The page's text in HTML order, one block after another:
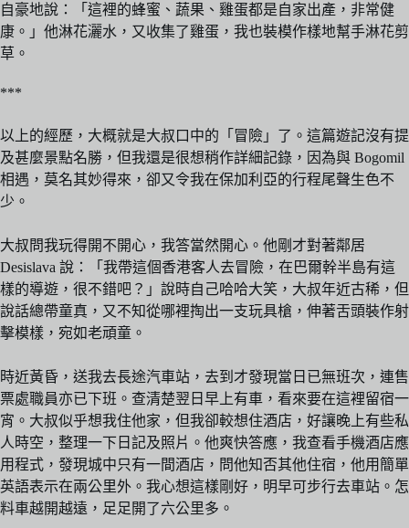
自豪地說：「這裡的蜂蜜、蔬果、雞蛋都是自家出產，非常健
康。」他淋花灑水，又收集了雞蛋，我也裝模作樣地幫手淋花剪
草。
***
以上的經歷，大概就是大叔口中的「冒險」了。這篇遊記沒有提
及甚麼景點名勝，但我還是很想稍作詳細記錄，因為與 Bogomil
相遇，莫名其妙得來，卻又令我在保加利亞的行程尾聲生色不
少。
大叔問我玩得開不開心，我答當然開心。他剛才對著鄰居
Desislava 說：「我帶這個香港客人去冒險，在巴爾幹半島有這
樣的導遊，很不錯吧？」說時自己哈哈大笑，大叔年近古稀，但
說話總帶童真，又不知從哪裡掏出一支玩具槍，伸著舌頭裝作射
擊模樣，宛如老頑童。
時近黃昏，送我去長途汽車站，去到才發現當日已無班次，連售
票處職員亦已下班。查清楚翌日早上有車，看來要在這裡留宿一
宵。大叔似乎想我住他家，但我卻較想住酒店，好讓晚上有些私
人時空，整理一下日記及照片。他爽快答應，我查看手機酒店應
用程式，發現城中只有一間酒店，問他知否其他住宿，他用簡單
英語表示在兩公里外。我心想這樣剛好，明早可步行去車站。怎
料車越開越遠，足足開了六公里多。